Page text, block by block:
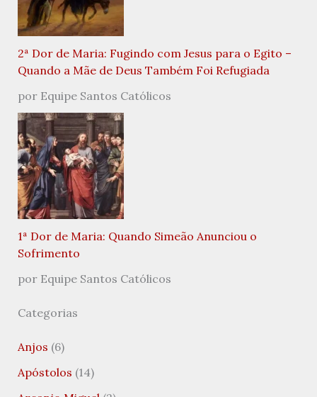
2ª Dor de Maria: Fugindo com Jesus para o Egito –
Quando a Mãe de Deus Também Foi Refugiada
por Equipe Santos Católicos
1ª Dor de Maria: Quando Simeão Anunciou o
Sofrimento
por Equipe Santos Católicos
Categorias
Anjos (6)
Apóstolos (14)